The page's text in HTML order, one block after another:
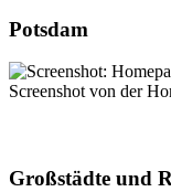
Potsdam
Screenshot von der
Großstädte und